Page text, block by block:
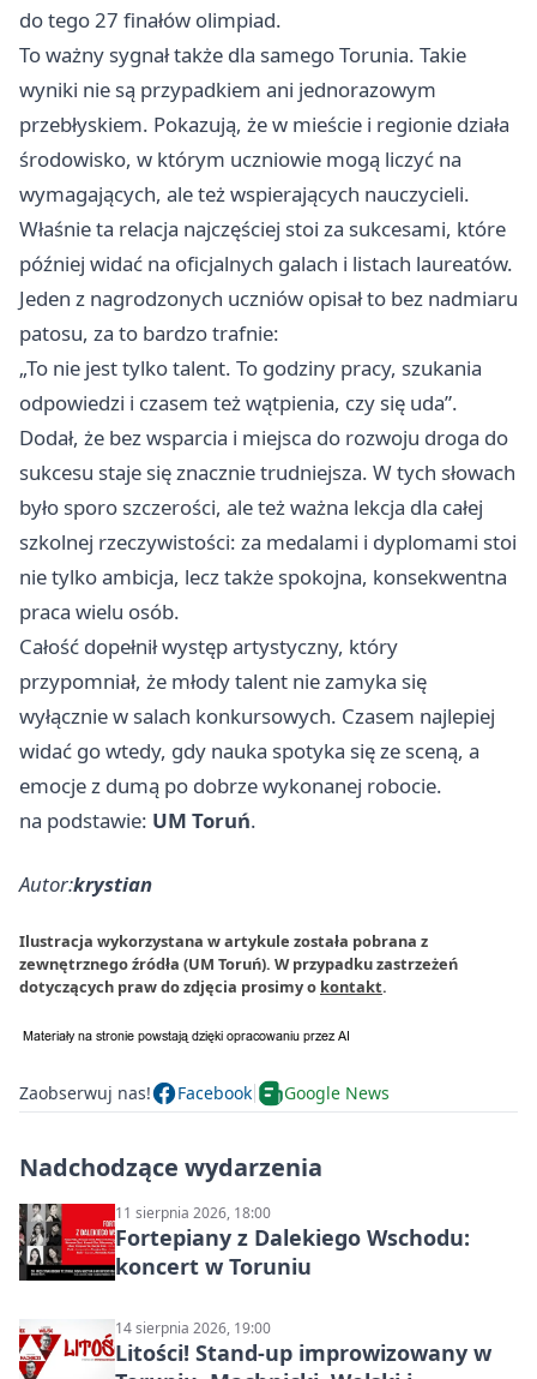
do tego 27 finałów olimpiad.
To ważny sygnał także dla samego Torunia. Takie
wyniki nie są przypadkiem ani jednorazowym
przebłyskiem. Pokazują, że w mieście i regionie działa
środowisko, w którym uczniowie mogą liczyć na
wymagających, ale też wspierających nauczycieli.
Właśnie ta relacja najczęściej stoi za sukcesami, które
później widać na oficjalnych galach i listach laureatów.
Jeden z nagrodzonych uczniów opisał to bez nadmiaru
patosu, za to bardzo trafnie:
„To nie jest tylko talent. To godziny pracy, szukania
odpowiedzi i czasem też wątpienia, czy się uda”.
Dodał, że bez wsparcia i miejsca do rozwoju droga do
sukcesu staje się znacznie trudniejsza. W tych słowach
było sporo szczerości, ale też ważna lekcja dla całej
szkolnej rzeczywistości: za medalami i dyplomami stoi
nie tylko ambicja, lecz także spokojna, konsekwentna
praca wielu osób.
Całość dopełnił występ artystyczny, który
przypomniał, że młody talent nie zamyka się
wyłącznie w salach konkursowych. Czasem najlepiej
widać go wtedy, gdy nauka spotyka się ze sceną, a
emocje z dumą po dobrze wykonanej robocie.
na podstawie: UM Toruń.
Autor:krystian
Ilustracja wykorzystana w artykule została pobrana z
zewnętrznego źródła (UM Toruń). W przypadku zastrzeżeń
dotyczących praw do zdjęcia prosimy o kontakt.
Zaobserwuj nas! Facebook Google News
Nadchodzące wydarzenia
11 sierpnia 2026, 18:00
Fortepiany z Dalekiego Wschodu:
koncert w Toruniu
14 sierpnia 2026, 19:00
Litości! Stand-up improwizowany w